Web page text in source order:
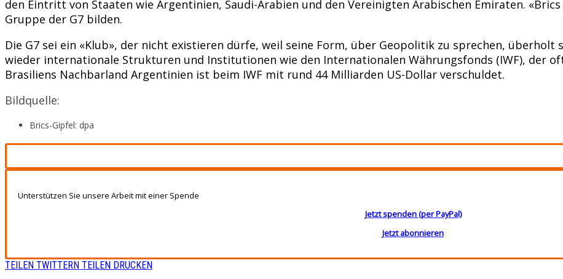
den Eintritt von Staaten wie Argentinien, Saudi-Arabien und den Vereinigten Arabischen Emiraten.
Gruppe der G7 bilden.
Die G7 sei ein «Klub», der nicht existieren dürfe, weil seine Form, über Geopolitik zu sprechen,
wieder internationale Strukturen und Institutionen wie den Internationalen Währungsfonds (IWF), der
Brasiliens Nachbarland Argentinien ist beim IWF mit rund 44 Milliarden US-Dollar verschuldet.
Bildquelle:
Brics-Gipfel: dpa
Unterstützen Sie unsere Arbeit mit einer Spende
Jetzt spenden (per PayPal)
Jetzt abonnieren
TEILEN TWITTERN TEILEN DRUCKEN